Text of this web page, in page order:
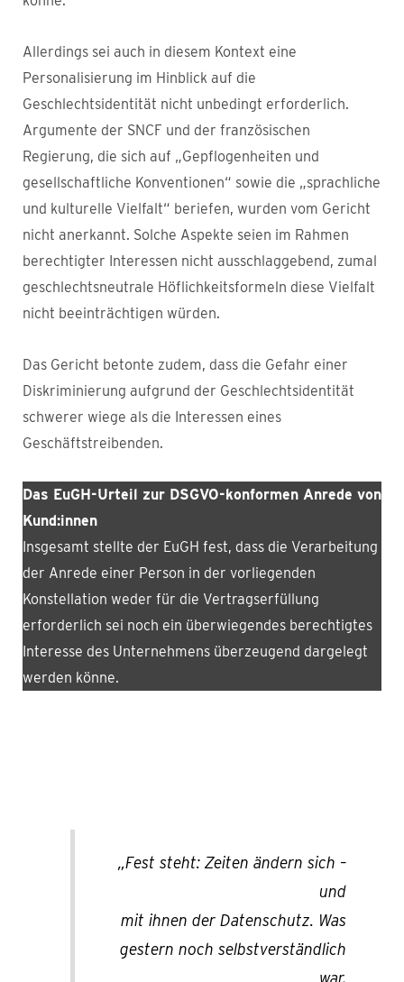
Allerdings sei auch in diesem Kontext eine
Personalisierung im Hinblick auf die
Geschlechtsidentität nicht unbedingt erforderlich.
Argumente der SNCF und der französischen
Regierung, die sich auf „Gepflogenheiten und
gesellschaftliche Konventionen“ sowie die „sprachliche
und kulturelle Vielfalt“ beriefen, wurden vom Gericht
nicht anerkannt. Solche Aspekte seien im Rahmen
berechtigter Interessen nicht ausschlaggebend, zumal
geschlechtsneutrale Höflichkeitsformeln diese Vielfalt
nicht beeinträchtigen würden.
Das Gericht betonte zudem, dass die Gefahr einer
Diskriminierung aufgrund der Geschlechtsidentität
schwerer wiege als die Interessen eines
Geschäftstreibenden.
Das EuGH-Urteil zur DSGVO-konformen Anrede von
Kund:innen
Insgesamt stellte der EuGH fest, dass die Verarbeitung
der Anrede einer Person in der vorliegenden
Konstellation weder für die Vertragserfüllung
erforderlich sei noch ein überwiegendes berechtigtes
Interesse des Unternehmens überzeugend dargelegt
werden könne.
„Fest steht: Zeiten ändern sich –
und
mit ihnen der Datenschutz. Was
gestern noch selbstverständlich
war,